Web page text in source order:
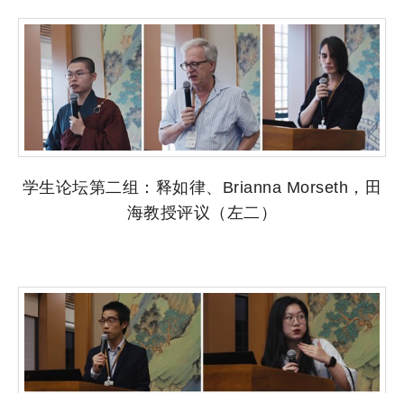
学生论坛第二组：释如律、Brianna Morseth，田
海教授评议（左二）